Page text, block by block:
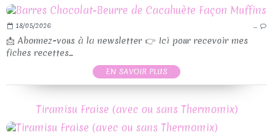
18/05/2026 …
📩 Abonnez-vous à la newsletter 👉 Ici pour recevoir mes
fiches recettes...
EN SAVOIR PLUS
Tiramisu Fraise (avec ou sans Thermomix)